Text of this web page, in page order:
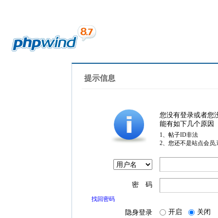
提示信息
您没有登录或者您
能有如下几个原因
1、帖子ID非法
2、您还不是站点会员
密 码
找回密码
隐身登录 开启 关闭